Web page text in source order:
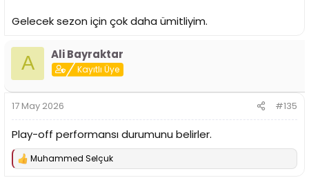
Gelecek sezon için çok daha ümitliyim.
A Ali Bayraktar
Kayıtlı Üye
17 May 2026 #135
Play-off performansı durumunu belirler.
T
Muhammed Selçuk